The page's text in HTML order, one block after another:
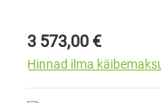
Tavahind:
3 573,00 €
Hinnad ilma